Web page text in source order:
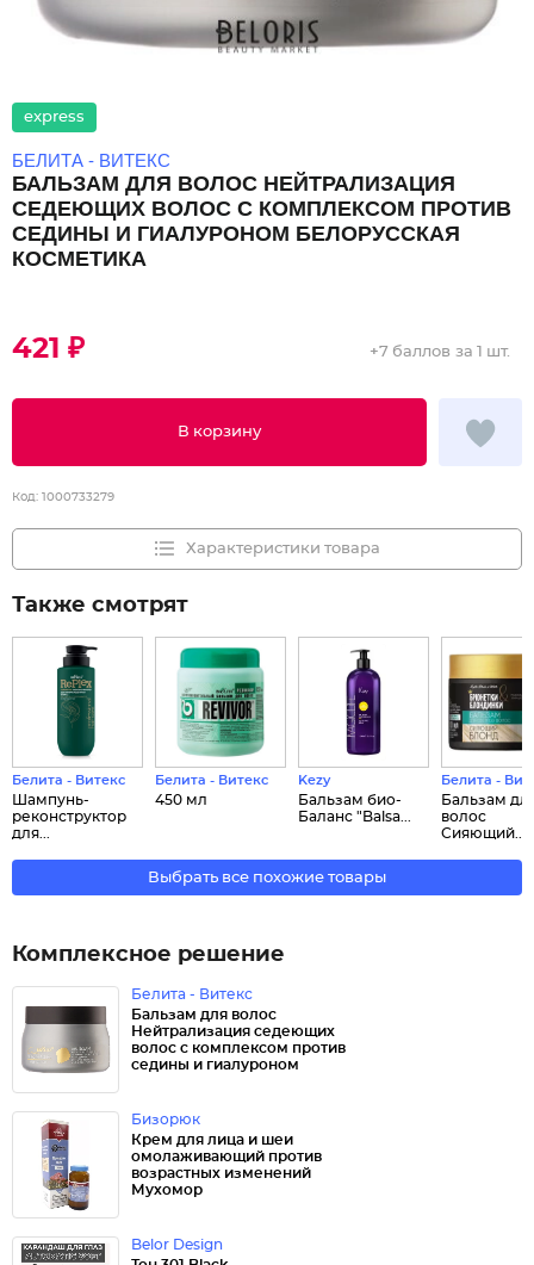
express
БЕЛИТА - ВИТЕКС
БАЛЬЗАМ ДЛЯ ВОЛОС НЕЙТРАЛИЗАЦИЯ
СЕДЕЮЩИХ ВОЛОС С КОМПЛЕКСОМ ПРОТИВ
СЕДИНЫ И ГИАЛУРОНОМ БЕЛОРУССКАЯ
КОСМЕТИКА
421 ₽
В корзину
+7 баллов за 1 шт.
Код: 1000733279
Характеристики товара
Также смотрят
Белита - Витекс
Шампунь-
реконструктор
для...
Белита - Витекс
450 мл
Kezy
Бальзам био-
Баланс "Balsa...
Белита -
Бальзам
волос
Сияющий...
Выбрать все похожие товары
Комплексное решение
Белита - Витекс
Бальзам для волос
Нейтрализация седеющих
волос с комплексом против
седины и гиалуроном
Бизорюк
Крем для лица и шеи
омолаживающий против
возрастных изменений
Мухомор
Belor Design